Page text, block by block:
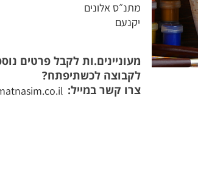
מתנ״ס אלונים
יקנעם
מעוניינים.ות לקבל פרטים
לקבוצה לכשתיפתח?
צרו קשר במייל: